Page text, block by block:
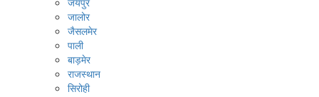
जालोर
जैसलमेर
पाली
बाड़मेर
राजस्थान
सिरोही